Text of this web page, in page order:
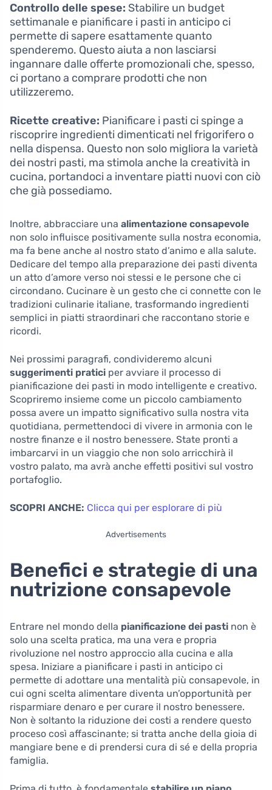
Controllo delle spese: Stabilire un budget
settimanale e pianificare i pasti in anticipo ci
permette di sapere esattamente quanto
spenderemo. Questo aiuta a non lasciarsi
ingannare dalle offerte promozionali che, spesso,
ci portano a comprare prodotti che non
utilizzeremo.
Ricette creative: Pianificare i pasti ci spinge a
riscoprire ingredienti dimenticati nel frigorifero o
nella dispensa. Questo non solo migliora la varietà
dei nostri pasti, ma stimola anche la creatività in
cucina, portandoci a inventare piatti nuovi con ciò
che già possediamo.
Inoltre, abbracciare una alimentazione consapevole
non solo influisce positivamente sulla nostra economia,
ma fa bene anche al nostro stato d’animo e alla salute.
Dedicare del tempo alla preparazione dei pasti diventa
un atto d’amore verso noi stessi e le persone che ci
circondano. Cucinare è un gesto che ci connette con le
tradizioni culinarie italiane, trasformando ingredienti
semplici in piatti straordinari che raccontano storie e
ricordi.
Nei prossimi paragrafi, condivideremo alcuni
suggerimenti pratici per avviare il processo di
pianificazione dei pasti in modo intelligente e creativo.
Scopriremo insieme come un piccolo cambiamento
possa avere un impatto significativo sulla nostra vita
quotidiana, permettendoci di vivere in armonia con le
nostre finanze e il nostro benessere. State pronti a
imbarcarvi in un viaggio che non solo arricchirà il
vostro palato, ma avrà anche effetti positivi sul vostro
portafoglio.
SCOPRI ANCHE: Clicca qui per esplorare di più
Advertisements
Benefici e strategie di una
nutrizione consapevole
Entrare nel mondo della pianificazione dei pasti non è
solo una scelta pratica, ma una vera e propria
rivoluzione nel nostro approccio alla cucina e alla
spesa. Iniziare a pianificare i pasti in anticipo ci
permette di adottare una mentalità più consapevole, in
cui ogni scelta alimentare diventa un’opportunità per
risparmiare denaro e per curare il nostro benessere.
Non è soltanto la riduzione dei costi a rendere questo
proceso così affascinante; si tratta anche della gioia di
mangiare bene e di prendersi cura di sé e della propria
famiglia.